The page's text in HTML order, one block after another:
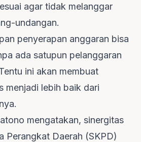
agar tidak melanggar
undangan.
penyerapan anggaran bisa
ada satupun pelanggaran
ini akan membuat
menjadi lebih baik dari
mengatakan, sinergitas
Perangkat Daerah (SKPD)